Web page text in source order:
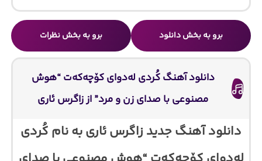
برو به بخش دانلود برو به بخش نظرات
دانلود آهنگ کُردی لەدوای کۆچەکەت “هوش
مصنوعی با صدای زن و مرد” از زاگرس ئاری
دانلود آهنگ جدید زاگرس ئاری به نام کُردی